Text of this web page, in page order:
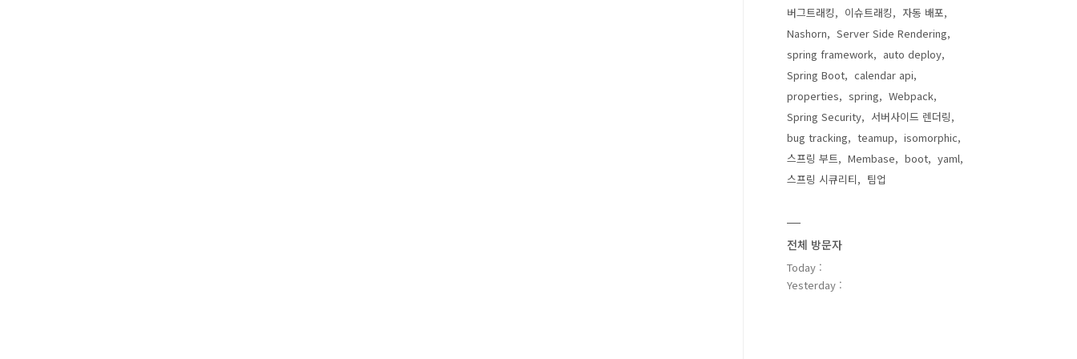
버그트래킹 이슈트래킹
자동 배포
Nashorn
Server Side Rendering
spring framework
auto deploy
Spring Boot
calendar api
properties
spring
Webpack
Spring Security
서버사이드 렌더링
bug tracking
teamup
isomorphic
스프링 부트
Membase boot
yaml
스프링 시큐리티
팀업
전체 방문자
Today :
Yesterday :